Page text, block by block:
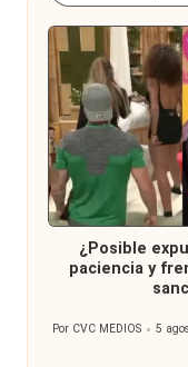
Publicada
en
¿Posible
paciencia y
Publicado
Por CVC MEDIOS 5